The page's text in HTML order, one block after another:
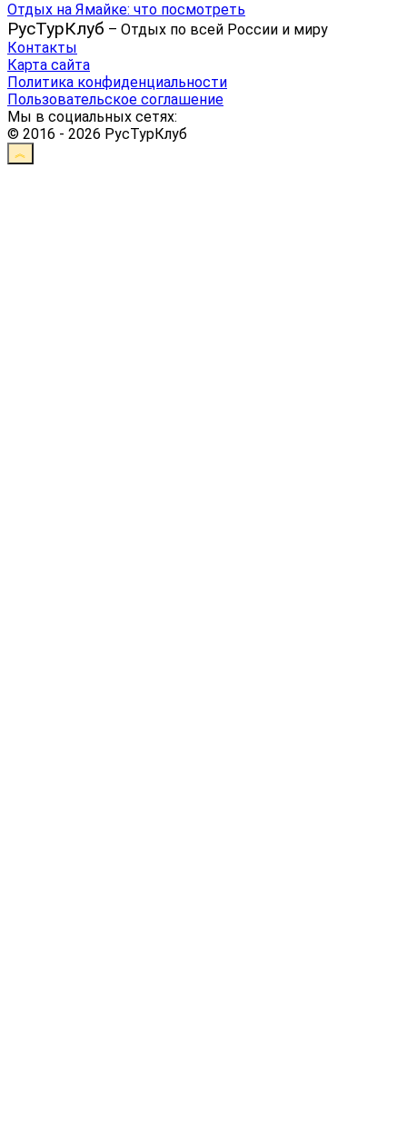
Отдых на Ямайке: что посмотреть
РусТурКлуб – Отдых по всей России и миру
Контакты
Карта сайта
Политика конфиденциальности
Пользовательское соглашение
Мы в социальных сетях:
© 2016 - 2026 РусТурКлуб